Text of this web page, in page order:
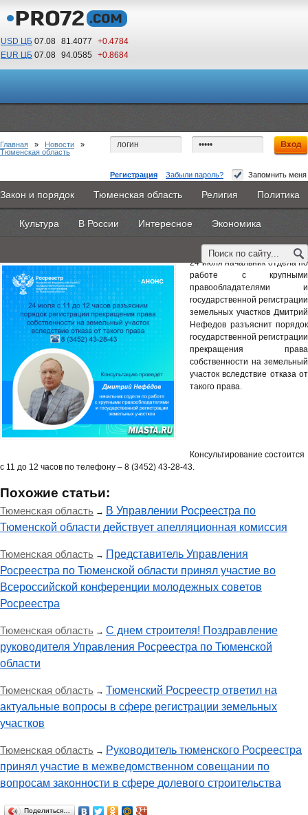
USD ЦБ 07.08 81.4077
+0.4784
EUR ЦБ 07.08 94.0585 +0.8684
03 47
По Гринвичу (GMT +5)
Регистрация Забыли пароль? Запомнить меня
Главная Новости Объявления КНИГИ ВестиNet
Каталоги 9PS Прочее
Закон и порядок Тюменская область Религия Политика
Культура В России Интересное Экономика
Главная » Новости »
Тюменская область
По телефону тюменский Росреестр разъяснит
порядок регистрации земельных участков
24 июля начальник отдела по
работе с крупными
правообладателями и
государственной регистрации
земельных участков Дмитрий
Нефедов разъяснит порядок
государственной регистрации
прекращения права
собственности на земельный
участок вследствие отказа от
такого права.
Консультирование состоится
с 11 до 12 часов по телефону – 8 (3452) 43-28-43.
Похожие статьи:
Тюменская область → В Управлении Росреестра по
Тюменской области действует апелляционная комиссия
Тюменская область → Представитель Управления
Росреестра по Тюменской области принял участие во
Всероссийской конференции молодежных советов
Росреестра
Тюменская область → С днем строителя! Поздравление
руководителя Управления Росреестра по Тюменской
области
Тюменская область → Тюменский Росреестр ответил на
актуальные вопросы в сфере регистрации земельных
участков
Тюменская область → Руководитель тюменского Росреестра
принял участие в межведомственном совещании по
вопросам законности в сфере долевого строительства
Поделиться…